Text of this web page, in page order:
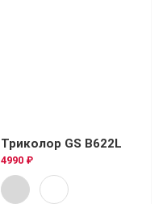
Триколор GS B622L
4990 ₽